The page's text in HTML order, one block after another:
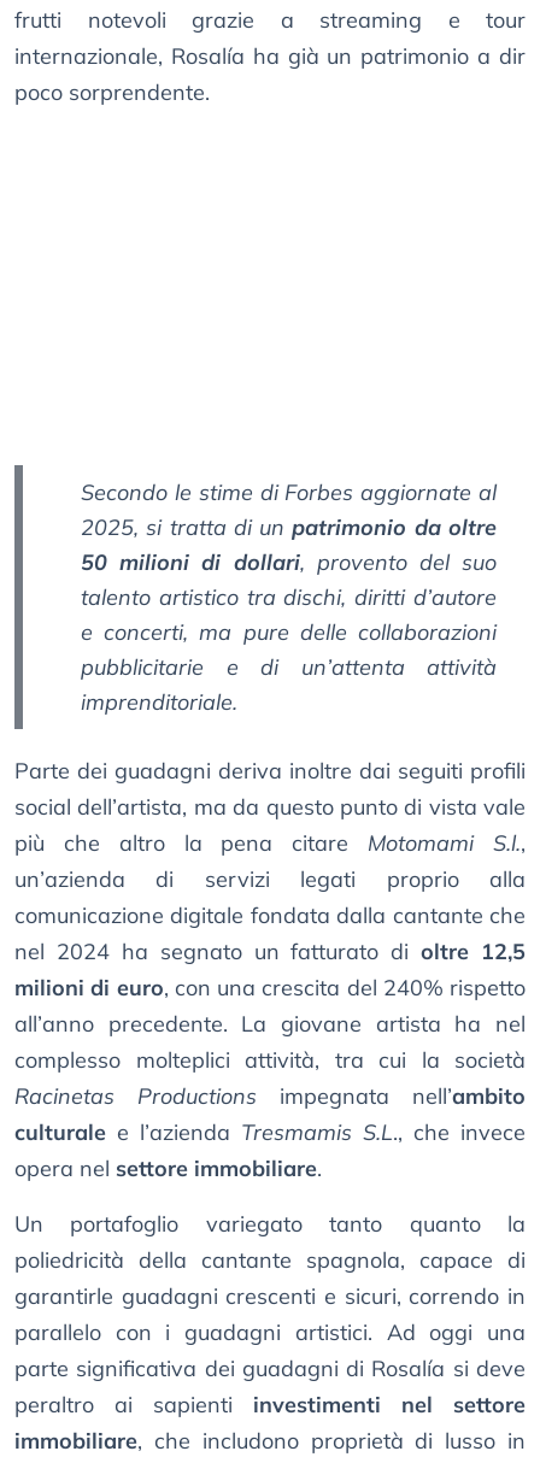
frutti notevoli grazie a streaming e tour
internazionale, Rosalía ha già un patrimonio a dir
poco sorprendente.
Secondo le stime di Forbes aggiornate al
2025, si tratta di unpatrimonio da oltre
50 milioni di dollari, provento del suo
talento artistico tra dischi, diritti d’autore
e concerti, ma pure delle collaborazioni
pubblicitarie e di un’attenta attività
imprenditoriale.
Parte dei guadagni deriva inoltre dai seguiti profili
social dell’artista, ma da questo punto di vista vale
più che altro la pena citare Motomami S.l.,
un’azienda di servizi legati proprio alla
comunicazione digitale fondata dalla cantante che
nel 2024 ha segnato un fatturato dioltre 12,5
milioni di euro, con una crescita del 240% rispetto
all’anno precedente. La giovane artista ha nel
complesso molteplici attività, tra cui la società
Racinetas Productions impegnata nell’ambito
culturale e l’azienda Tresmamis S.L., che invece
opera nel settore immobiliare.
Un portafoglio variegato tanto quanto la
poliedricità della cantante spagnola, capace di
garantirle guadagni crescenti e sicuri, correndo in
parallelo con i guadagni artistici. Ad oggi una
parte significativa dei guadagni di Rosalía si deve
peraltro ai sapienti investimenti nel settore
immobiliare, che includono proprietà di lusso in